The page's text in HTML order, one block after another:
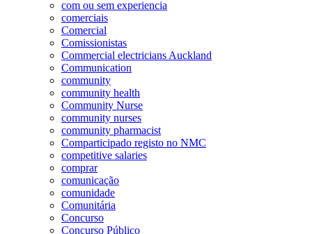
com ou sem experiencia
comerciais
Comercial
Comissionistas
Commercial electricians Auckland
Communication
community
community health
Community Nurse
community nurses
community pharmacist
Comparticipado registo no NMC
competitive salaries
comprar
comunicação
comunidade
Comunitária
Concurso
Concurso Público